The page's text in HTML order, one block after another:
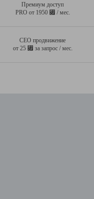
Премиум доступ
PRO от 1950 ⃏ / мес.
СЕО продвижение
от 25 ⃏ за запрос / мес.